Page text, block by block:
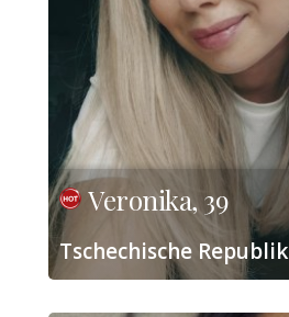
Veronika, 39
Tschechische Republik